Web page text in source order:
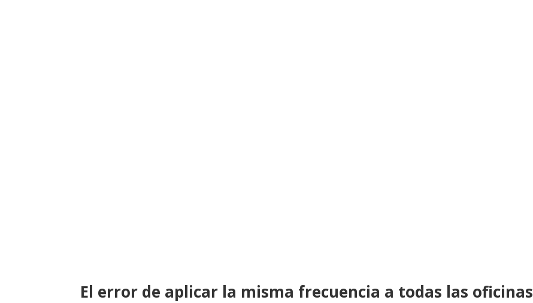
El error de aplicar la misma frecuencia a todas las oficinas